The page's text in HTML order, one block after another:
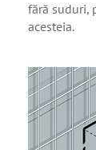
fără suduri,
acesteia.